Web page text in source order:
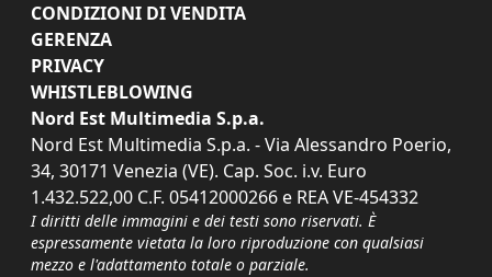
CONDIZIONI DI VENDITA
GERENZA
PRIVACY
WHISTLEBLOWING
Nord Est Multimedia S.p.a.
Nord Est Multimedia S.p.a. - Via Alessandro Poerio,
34, 30171 Venezia (VE). Cap. Soc. i.v. Euro
1.432.522,00 C.F. 05412000266 e REA VE-454332
I diritti delle immagini e dei testi sono riservati. È
espressamente vietata la loro riproduzione con qualsiasi
mezzo e l'adattamento totale o parziale.